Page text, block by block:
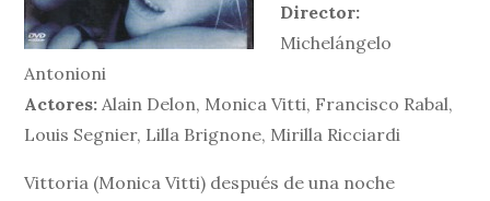
Director:
Michelángelo
Antonioni
Actores: Alain Delon, Monica Vitti, Francisco Rabal,
Louis Segnier, Lilla Brignone, Mirilla Ricciardi
Vittoria (Monica Vitti) después de una noche